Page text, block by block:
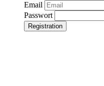
Email
Passwort
Registration